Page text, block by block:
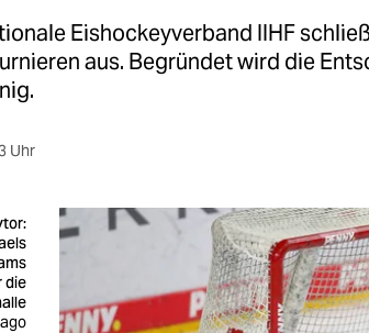
Eishockeyverband IIHF
aus. Begründet wird die
Uhr
die